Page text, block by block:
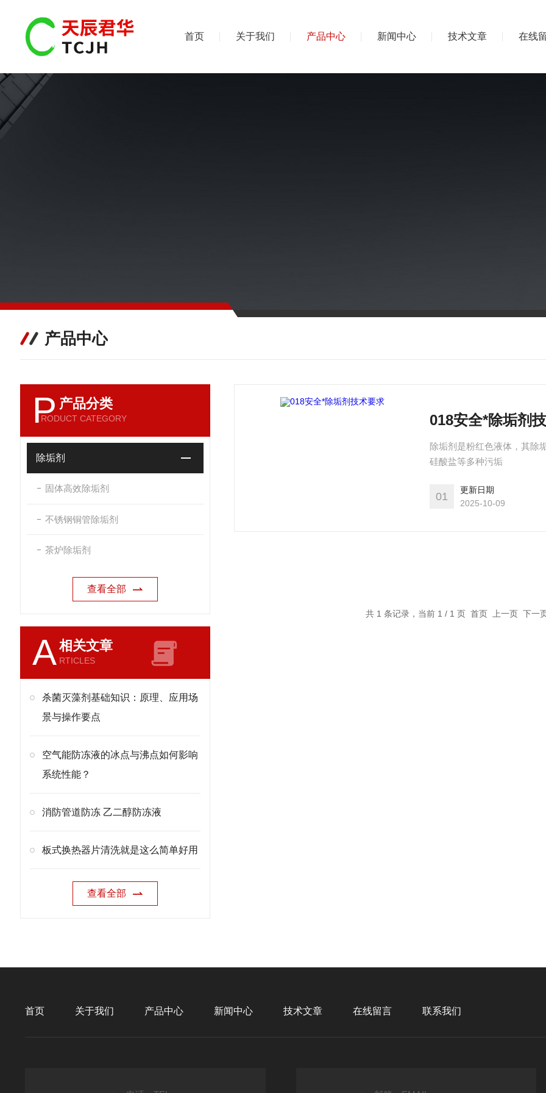
首页 关于我们 产品中心 新闻中心 技术文章 在线
产品中心
P 产品分类
RODUCT CATEGORY
除垢剂
固体高效除垢剂
不锈钢铜管除垢剂
茶炉除垢剂
查看全部
A相关文章
RTICLES
杀菌灭藻剂基础知识：原理、应用场
景与操作要点
空气能防冻液的冰点与沸点如何影响
系统性能？
消防管道防冻 乙二醇防冻液
板式换热器片清洗就是这么简单好用
查看全部
018安全*除垢剂
除垢剂是粉红色液体，其除
硅酸盐等多种污垢
01
更新日期
2025-10-09
共 1 条记录，当前 1 / 1 页 首页 上一页 下一
首页 关于我们 产品中心 新闻中心 技术文章 在线留言 联系我们